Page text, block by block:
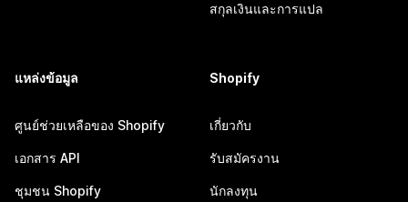
สกุลเงินและการแปล
แหล่งข้อมูล
ศูนย์ช่วยเหลือของ Shopify
เอกสาร API
ชุมชน Shopify
Shopify
เกี่ยวกับ
รับสมัครงาน
นักลงทุน